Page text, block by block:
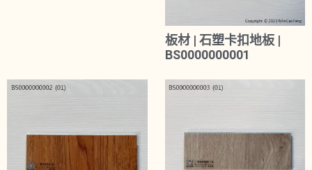
板材 | 石塑卡扣地板 |
BS0000000001